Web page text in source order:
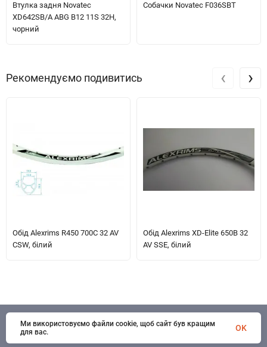
Втулка задня Novatec
XD642SB/A ABG B12 11S 32H,
чорний
Собачки Novatec F036SBT
Рекомендуємо подивитись
Обід Alexrims R450 700C 32 AV
CSW, білий
Обід Alexrims XD-Elite 650B 32
AV SSE, білий
‹ ›
© 1998 - 2026 SportSystems. Всі права захищені
Ми використовуємо файли cookie, щоб сайт був кращим
для вас.
OK